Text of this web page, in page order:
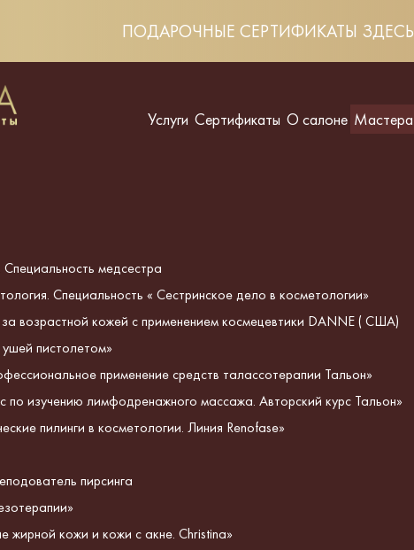
ПОДАРОЧНЫЕ СЕРТИФИКАТЫ ЗДЕСЬ
Услуги Сертификаты О салоне Мастера
медсестра
Специальность « Сестринское дело в косметологии»
возрастной кожей с применением космецевтики DANNE ( США)
пистолетом»
применение средств талассотерапии Тальон»
изучению лимфодренажного массажа. Авторский курс Тальон»
пилинги в косметологии. Линия Renofase»
пирсинга
жирной кожи и кожи с акне. Christina»